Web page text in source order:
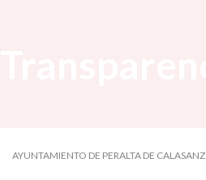
AYUNTAMIENTO DE PERALTA DE CALASANZ